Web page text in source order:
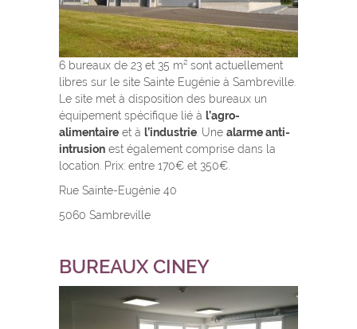
6 bureaux de 23 et 35 m² sont actuellement
libres sur le site Sainte Eugénie à Sambreville.
Le site met à disposition des bureaux un
équipement spécifique lié à l’agro-
alimentaire et à l’industrie . Une alarme anti-
intrusion est également comprise dans la
location. Prix: entre 170€ et 350€.
Rue Sainte-Eugénie 40
5060 Sambreville
BUREAUX CINEY